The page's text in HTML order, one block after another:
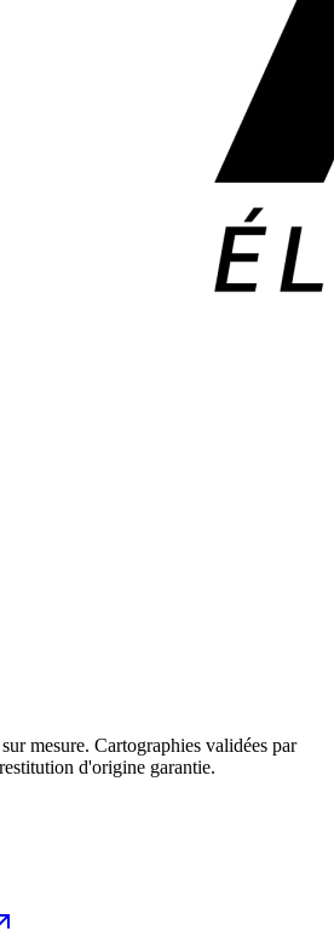
mesure. Cartographies validées par
d'origine garantie.